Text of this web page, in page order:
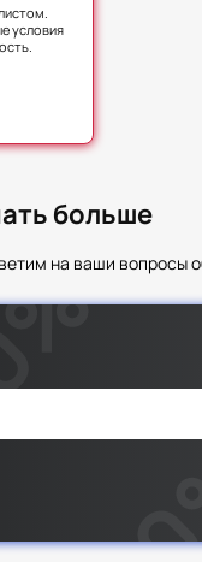
условия
больше
на ваши вопросы